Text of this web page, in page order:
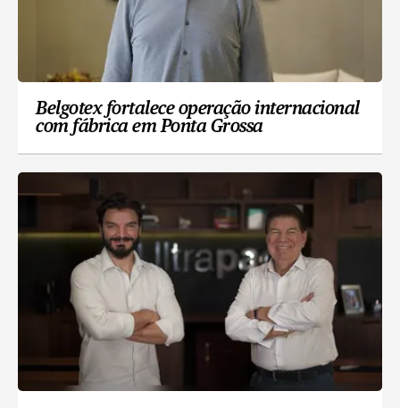
Belgotex fortalece operação internacional
com fábrica em Ponta Grossa